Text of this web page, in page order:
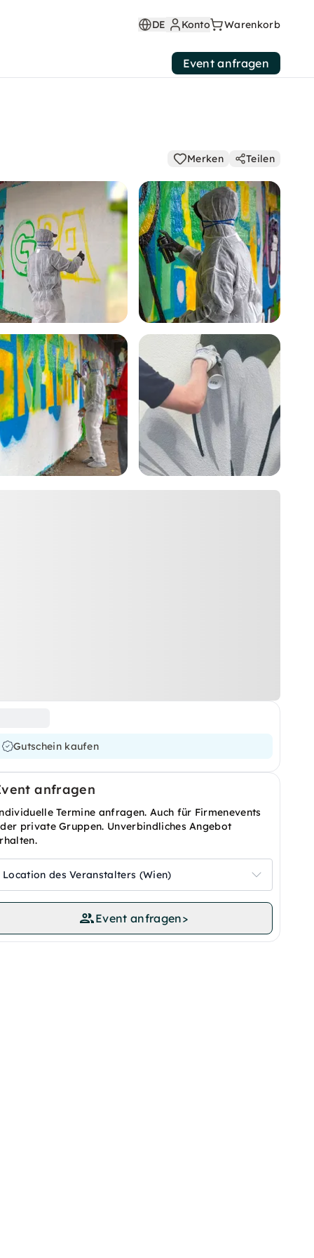
DE Konto Warenkorb
Event anfragen
Merken Teilen
Gutschein kaufen
anfragen
Termine anfragen. Auch für Firmenevents
private Gruppen. Unverbindliches Angebot
Location des Veranstalters (Wien)
Event anfragen>